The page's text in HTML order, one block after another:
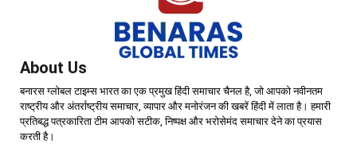
About Us
बनारस ग्लोबल टाइम्स भारत का एक प्रमुख हिंदी समाचार चैनल है, जो आपको नवीनतम
राष्ट्रीय और अंतर्राष्ट्रीय समाचार, व्यापार और मनोरंजन की खबरें हिंदी में लाता है। हमारी
प्रतिबद्ध पत्रकारिता टीम आपको सटीक, निष्पक्ष और भरोसेमंद समाचार देने का प्रयास
करती है।